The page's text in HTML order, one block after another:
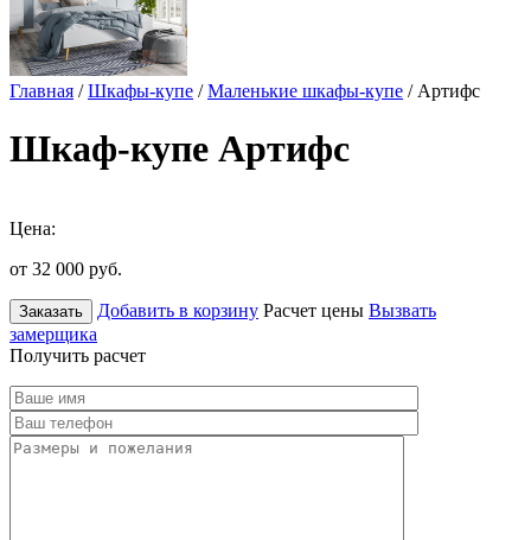
Главная /Шкафы-купе /Маленькие шкафы-купе / Артифс
Шкаф-купе Артифс
Цена:
от 32 000 руб.
Заказать Добавить в корзину Расчет цены Вызвать
замерщика
Получить расчет